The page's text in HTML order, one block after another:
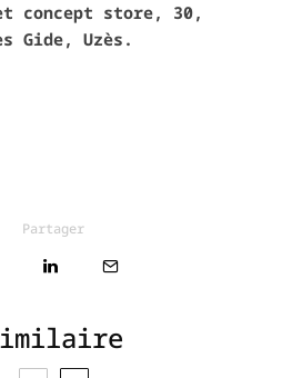
concept store, 30,
Gide, Uzès.
Partager